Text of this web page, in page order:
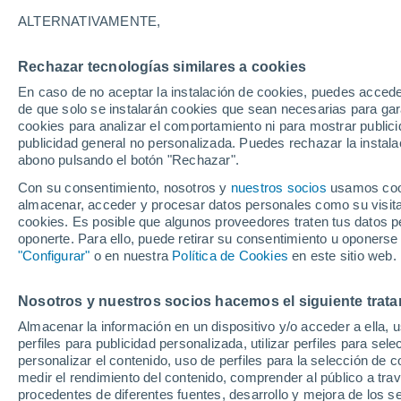
ALTERNATIVAMENTE,
Rechazar tecnologías similares a cookies
En caso de no aceptar la instalación de cookies, puedes
de que solo se instalarán cookies que sean necesarias para
cookies para analizar el comportamiento ni para mostrar
publicidad general no personalizada. Puedes rechazar la
abono pulsando el botón "Rechazar".
Con su consentimiento, nosotros y nuestros socios usamos
almacenar, acceder y procesar datos personales como su
cookies. Es posible que algunos proveedores traten tus datos
oponerte. Para ello, puede retirar su consentimiento u
"Configurar" o en nuestra Política de Cookies en este sitio web.
Nosotros y nuestros socios hacemos el siguiente
Almacenar la información en un dispositivo y/o acceder a
perfiles para publicidad personalizada, utilizar perfiles para
personalizar el contenido, uso de perfiles para la selección de
medir el rendimiento del contenido, comprender al público a
procedentes de diferentes fuentes, desarrollo y mejora de los
18°
Sensación de 18°
0.1 l/m²
Llega una vaguada
fuertes y granizo en España
El Tiempo 1 - 7 días Por horas Actualidad Mapa
Hoy
8 Ago
60%
Mañana
9 Ago
Lunes
10 Ago
30%